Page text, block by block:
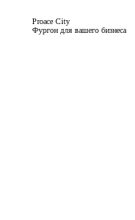
Proace City
Фургон для вашего бизнеса